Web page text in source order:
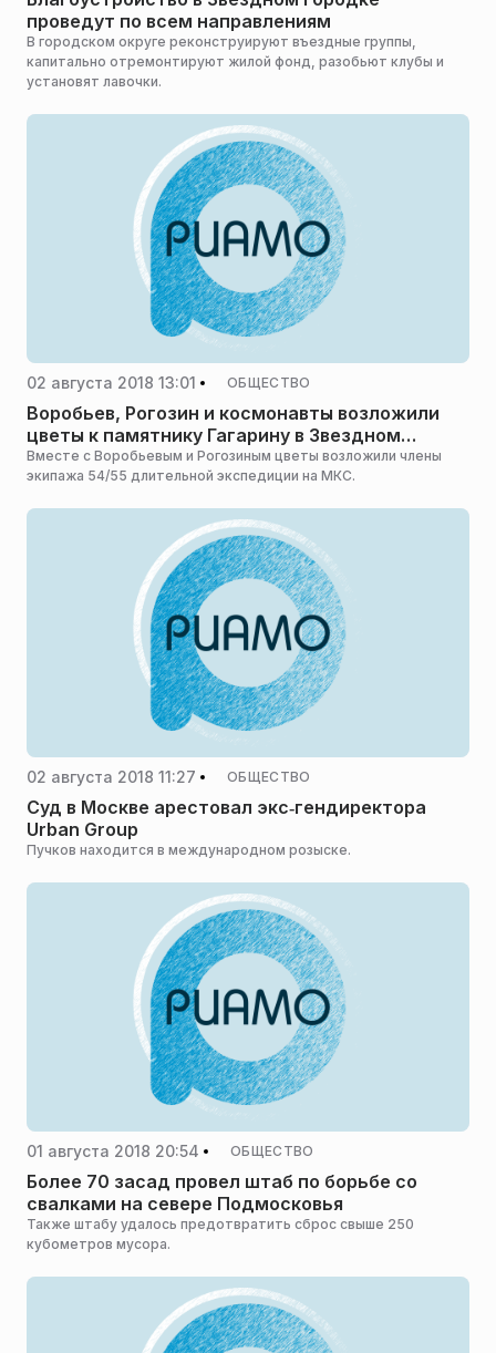
проведут по всем направлениям
В городском округе реконструируют въездные группы,
капитально отремонтируют жилой фонд, разобьют клубы и
установят лавочки.
02 августа 2018 13:01 ОБЩЕСТВО
Воробьев, Рогозин и космонавты возложили
цветы к памятнику Гагарину в Звездном
городке
Вместе с Воробьевым и Рогозиным цветы возложили члены
экипажа 54/55 длительной экспедиции на МКС.
02 августа 2018 11:27 ОБЩЕСТВО
Суд в Москве арестовал экс‑гендиректора
Urban Group
Пучков находится в международном розыске.
01 августа 2018 20:54 ОБЩЕСТВО
Более 70 засад провел штаб по борьбе со
свалками на севере Подмосковья
Также штабу удалось предотвратить сброс свыше 250
кубометров мусора.